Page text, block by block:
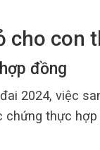
cho con
đồng
2024, việc
thực